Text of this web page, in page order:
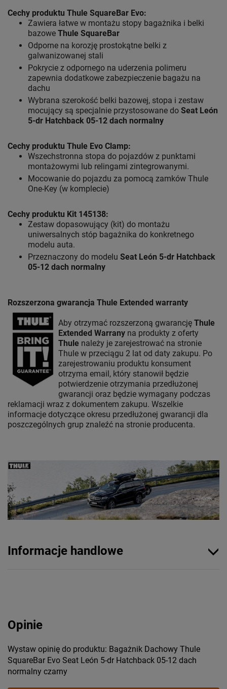
Cechy produktu Thule SquareBar Evo:
Zawiera łatwe w montażu stopy bagażnika i belki
bazowe Thule SquareBar
Odporne na korozję prostokątne belki z
galwanizowanej stali
Pokrycie z odpornego na uderzenia polimeru
zapewnia dodatkowe zabezpieczenie bagażu na
dachu
Wybrana szerokość belki bazowej, stopa i zestaw
mocujący są specjalnie przystosowane do Seat León
5-dr Hatchback 05-12 dach normalny
Cechy produktu Thule Evo Clamp:
Wszechstronna stopa do pojazdów z punktami
montażowymi lub relingami zintegrowanymi.
Mocowanie do pojazdu za pomocą zamków Thule
One-Key (w komplecie)
Cechy produktu Kit 145138:
Zestaw dopasowujący (kit) do montażu
uniwersalnych stóp bagażnika do konkretnego
modelu auta.
Przeznaczony do modelu Seat León 5-dr Hatchback
05-12 dach normalny
Rozszerzona gwarancja Thule Extended warranty
Aby otrzymać rozszerzoną gwarancję Thule
Extended Warrany na produkty z oferty
Thule należy je zarejestrować na stronie
Thule w przeciągu 2 lat od daty zakupu. Po
zarejestrowaniu produktu konsument
otrzyma email, który stanowił będzie
potwierdzenie otrzymania przedłużonej
gwarancji oraz będzie wymagany podczas
reklamacji wraz z dokumentem zakupu. Wszelkie
informacje dotyczące okresu przedłużonej gwarancji dla
poszczególnych grup znaleźć na stronie producenta.
Informacje handlowe
Opinie
Wystaw opinię do produktu: Bagażnik Dachowy Thule
SquareBar Evo Seat León 5-dr Hatchback 05-12 dach
normalny czarny